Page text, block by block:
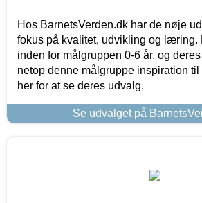
Hos BarnetsVerden.dk har de nøje
fokus på kvalitet, udvikling og læring.
inden for målgruppen 0-6 år, og
netop denne målgruppe inspiration
her for at se deres udvalg.
Se udvalget på